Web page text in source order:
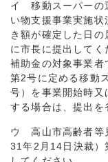
イ 移動スーパーの
い物支援事業実施
き額が確定した日
に市長に提出して
補助金の対象事業者
第2号に定める移動
号）を事業開始時又
する場合は、提出を
ウ 高山市高齢者等
31年2月14日決裁）